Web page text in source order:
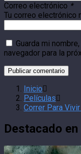
Correo electrónico *
Tu correo electrónico
Guarda mi
navegador para la
Inicio
Películas
Correr Para
Destacado